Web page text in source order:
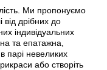
Ми пропонуємо
від дрібних до
індивідуальних
та епатажна,
парі невеликих
або створіть